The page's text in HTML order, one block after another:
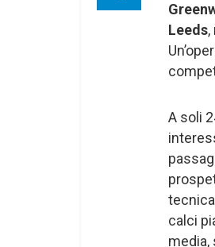
Leeds
A soli
calci
media,